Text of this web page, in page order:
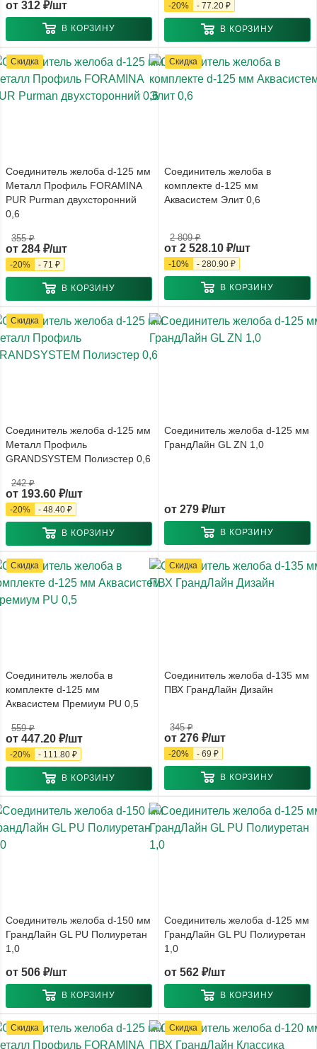
от 312 ₽/шт
В КОРЗИНУ
-20% - 77.20 ₽
В КОРЗИНУ
Скидка
Соединитель желоба d-125 мм
Металл Профиль FORAMINA
PUR Purman двухсторонний
0,6
от 284 ₽/шт
355 ₽
-20% - 71 ₽
В КОРЗИНУ
Скидка
Соединитель желоба в
комплекте d-125 мм
Аквасистем Элит 0,6
от 2 528.10 ₽/шт
2 809 ₽
-10% - 280.90 ₽
В КОРЗИНУ
Скидка
Соединитель желоба d-125 мм
Металл Профиль
GRANDSYSTEM Полиэстер 0,6
от 193.60 ₽/шт
242 ₽
-20% - 48.40 ₽
В КОРЗИНУ
Соединитель желоба d-125 мм
ГрандЛайн GL ZN 1,0
от 279 ₽/шт
В КОРЗИНУ
Скидка
Соединитель желоба в
комплекте d-125 мм
Аквасистем Премиум PU 0,5
от 447.20 ₽/шт
559 ₽
-20% - 111.80 ₽
В КОРЗИНУ
Скидка
Соединитель желоба d-135 мм
ПВХ ГрандЛайн Дизайн
от 276 ₽/шт
345 ₽
-20% - 69 ₽
В КОРЗИНУ
Соединитель желоба d-150 мм
ГрандЛайн GL PU Полиуретан
1,0
от 506 ₽/шт
В КОРЗИНУ
Соединитель желоба d-125 мм
ГрандЛайн GL PU Полиуретан
1,0
от 562 ₽/шт
В КОРЗИНУ
Скидка Скидка